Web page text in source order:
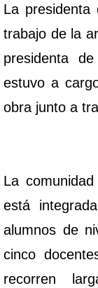
La presidenta
trabajo de la
presidenta
estuvo a
obra junto a
La
está
alumnos de
cinco
recorren